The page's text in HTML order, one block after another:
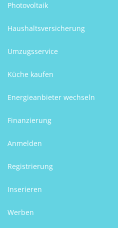
Photovoltaik
Haushaltsversicherung
Umzugsservice
Küche kaufen
Energieanbieter wechseln
Finanzierung
Anmelden
Registrierung
Inserieren
Werben